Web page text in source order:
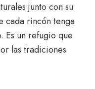
junto con su
cada rincón tenga
Es un refugio que
las tradiciones